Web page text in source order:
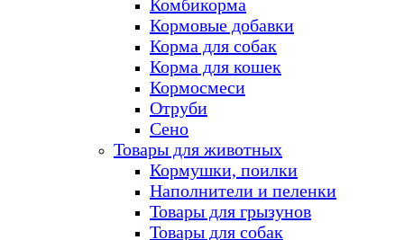
Комбикорма
Кормовые добавки
Корма для собак
Корма для кошек
Кормосмеси
Отруби
Сено
Товары для животных
Кормушки, поилки
Наполнители и пеленки
Товары для грызунов
Товары для собак